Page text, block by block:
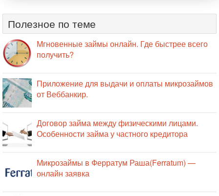
Полезное по теме
Мгновенные займы онлайн. Где быстрее всего
получить?
Приложение для выдачи и оплаты микрозаймов
от Веббанкир.
Договор займа между физическими лицами.
Особенности займа у частного кредитора
Микрозаймы в Ферратум Раша(Ferratum) —
онлайн заявка